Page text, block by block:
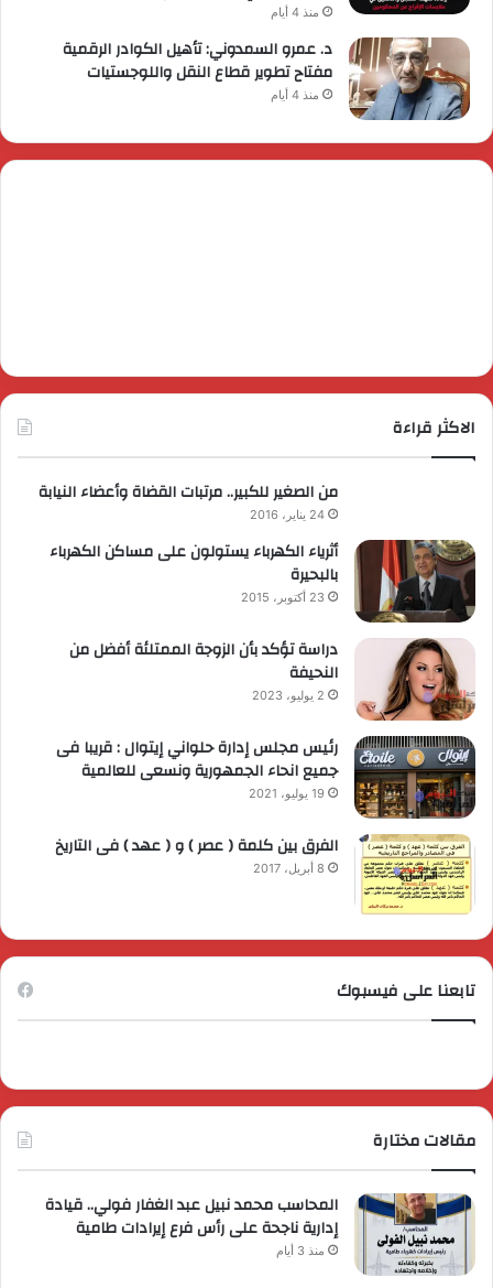
منذ 4 أيام
د. عمرو السمدوني: تأهيل الكوادر الرقمية
مفتاح تطوير قطاع النقل واللوجستيات
منذ 4 أيام
الاكثر قراءة
من الصغير للكبير.. مرتبات القضاة وأعضاء النيابة
24 يناير، 2016
أثرياء الكهرباء يستولون على مساكن الكهرباء
بالبحيرة
23 أكتوبر، 2015
دراسة تؤكد بأن الزوجة الممتلئة أفضل من
النحيفة
2 يوليو، 2023
رئيس مجلس إدارة حلواني إيتوال : قريبا فى
جميع انحاء الجمهورية ونسعى للعالمية
19 يوليو، 2021
الفرق بين كلمة ( عصر ) و ( عهد ) فى التاريخ
8 أبريل، 2017
تابعنا على فيسبوك
مقالات مختارة
المحاسب محمد نبيل عبد الغفار فولي.. قيادة
إدارية ناجحة على رأس فرع إيرادات طامية
منذ 3 أيام